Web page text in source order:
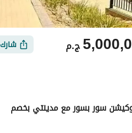
ج.م شارك
سور بسور مع مدينتي بخصم